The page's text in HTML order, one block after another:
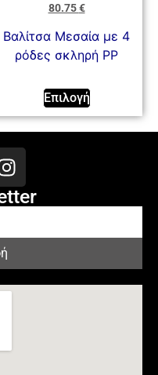
80.75€
Βαλίτσα Mεσαία με 4
ρόδες σκληρή PP
Επιλογή